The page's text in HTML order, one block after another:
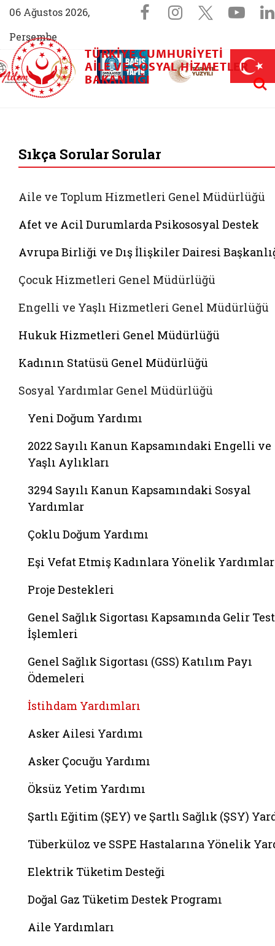
06 Ağustos 2026,
Perşembe
Sosyal
Facebook
Instagram
X
Aile (yeni sekmede açılır)
AİLEM İletişim Merkezi (yeni sekmede açılır)
Aile ve Nüfus On Yılı (yeni sekmede açılır)
Darülaceze bağış sayfası (yeni
TÜRKIYE CUMHURIYETI
AILE VE SOSYAL HIZMETLER
BAKANLIĞI
Sıkça Sorular Sorular
Aile ve Toplum Hizmetleri Genel Müdürlüğü
Afet ve Acil Durumlarda Psikososyal Destek
Avrupa Birliği ve Dış İlişkiler Dairesi
Çocuk Hizmetleri Genel Müdürlüğü
Engelli ve Yaşlı Hizmetleri Genel Müdürlüğü
Hukuk Hizmetleri Genel Müdürlüğü
Kadının Statüsü Genel Müdürlüğü
Sosyal Yardımlar Genel Müdürlüğü
Yeni Doğum Yardımı
2022 Sayılı Kanun Kapsamındaki Engelli ve
Yaşlı Aylıkları
3294 Sayılı Kanun Kapsamındaki Sosyal
Yardımlar
Çoklu Doğum Yardımı
Eşi Vefat Etmiş Kadınlara Yönelik Yardımlar
Proje Destekleri
Genel Sağlık Sigortası Kapsamında Gelir
İşlemleri
Genel Sağlık Sigortası (GSS) Katılım Payı
Ödemeleri
İstihdam Yardımları
Asker Ailesi Yardımı
Asker Çocuğu Yardımı
Öksüz Yetim Yardımı
Şartlı Eğitim (ŞEY) ve Şartlı Sağlık (ŞSY)
Tüberküloz ve SSPE Hastalarına Yönelik
Elektrik Tüketim Desteği
Doğal Gaz Tüketim Destek Programı
Aile Yardımları